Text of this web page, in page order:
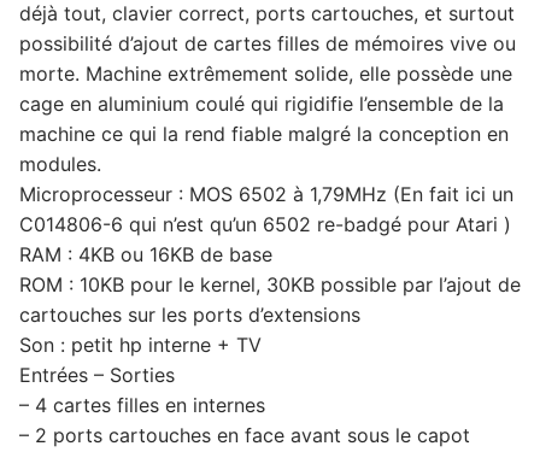
déjà tout, clavier correct, ports cartouches, et surtout
possibilité d’ajout de cartes filles de mémoires vive ou
morte. Machine extrêmement solide, elle possède une
cage en aluminium coulé qui rigidifie l’ensemble de la
machine ce qui la rend fiable malgré la conception en
modules.
Microprocesseur : MOS 6502 à 1,79MHz (En fait ici un
C014806-6 qui n’est qu’un 6502 re-badgé pour Atari )
RAM : 4KB ou 16KB de base
ROM : 10KB pour le kernel, 30KB possible par l’ajout de
cartouches sur les ports d’extensions
Son : petit hp interne + TV
Entrées – Sorties
– 4 cartes filles en internes
– 2 ports cartouches en face avant sous le capot